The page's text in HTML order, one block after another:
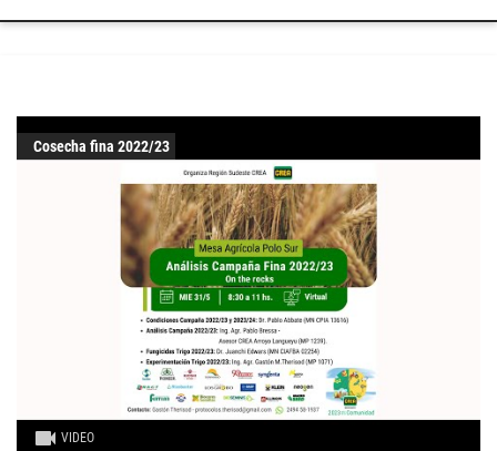
VIDEO
Cosecha fina 2022/23